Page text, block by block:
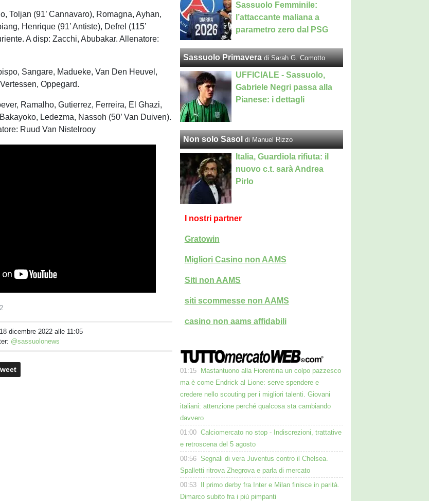
Toljan (91’ Cannavaro), Romagna, Ayhan,
Henrique (91’ Antiste), Defrel (115’
A disp: Zacchi, Abubakar. Allenatore:
Sangare, Madueke, Van Den Heuvel,
Oppegard.
Ramalho, Gutierrez, Ferreira, El Ghazi,
Ledezma, Nassoh (50’ Van Duiven).
Ruud Van Nistelrooy
dicembre 2022 alle 11:05
@sassuolonews
Sassuolo Femminile:
l’attaccante maliana a
parametro zero dal PSG
Sassuolo Primavera di Sarah G. Comotto
UFFICIALE - Sassuolo,
Gabriele Negri passa alla
Pianese: i dettagli
Non solo Sasol di Manuel Rizzo
Italia, Guardiola rifiuta: il
nuovo c.t. sarà Andrea
Pirlo
I nostri partner
Gratowin
Migliori Casino non AAMS
Siti non AAMS
siti scommesse non AAMS
casino non aams affidabili
01:15
Mastantuono alla Fiorentina un colpo pazzesco
ma è come Endrick al Lione: serve spendere e
credere nello scouting per i migliori talenti. Giovani
italiani: attenzione perché qualcosa sta cambiando
davvero
01:00 Calciomercato no stop - Indiscrezioni, trattative
e retroscena del 5 agosto
00:56 Segnali di vera Juventus contro il Chelsea.
Spalletti ritrova Zhegrova e parla di mercato
00:53
Il primo derby fra Inter e Milan finisce in parità.
Dimarco subito fra i più pimpanti